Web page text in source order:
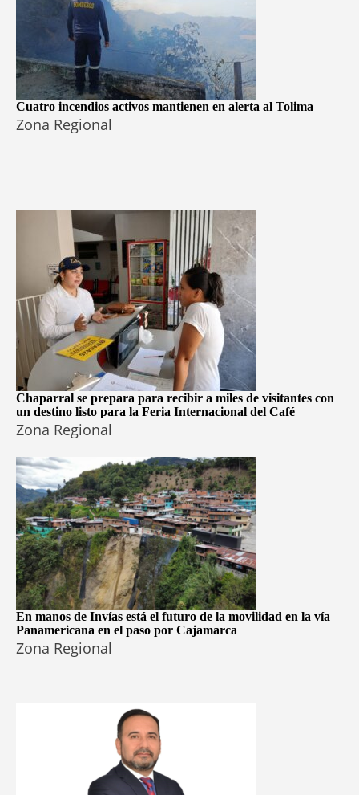
Cuatro incendios activos mantienen en alerta al Tolima
Zona Regional
Chaparral se prepara para recibir a miles de visitantes con
un destino listo para la Feria Internacional del Café
Zona Regional
En manos de Invías está el futuro de la movilidad en la vía
Panamericana en el paso por Cajamarca
Zona Regional